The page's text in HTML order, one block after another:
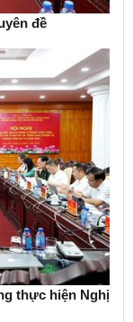
đề
thực hiện Nghị